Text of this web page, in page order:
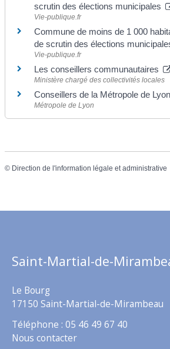
scrutin des élections municipales
Vie-publique.fr
Commune de moins de 1 000
de scrutin des élections
Vie-publique.fr
Les conseillers communautaires
Ministère chargé des collectivités locales
Conseillers de la Métropole de Lyon
Métropole de Lyon
© Direction de l'information légale et administrative
Saint-Martial-de-
Le Bourg
17150 Saint-Martial-de-Mirambeau
Téléphone : 05 46 49 67 40
Nous contacter